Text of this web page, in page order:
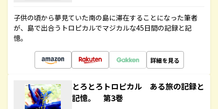
子供の頃から夢見ていた南の島に滞在することになった筆者
が、島で出合うトロピカルでマジカルな45日間の記録と記
憶。
詳細を見る
とろとろトロピカル ある旅の記録と
記憶。 第3巻